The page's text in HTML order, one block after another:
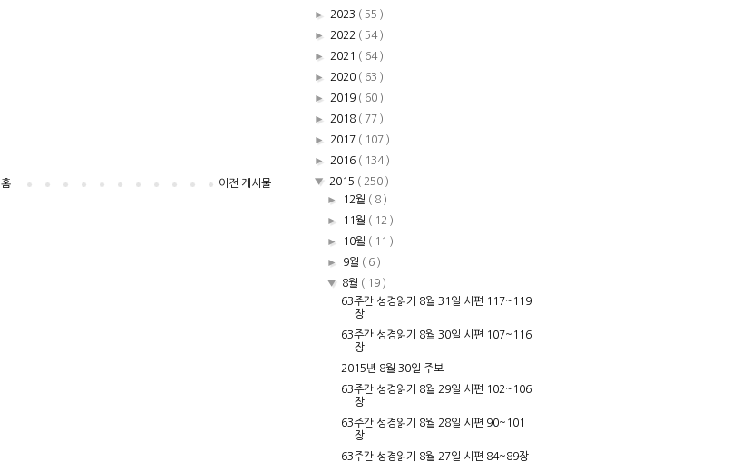
이전 게시물
홈
► 2023 ( 55 )
► 2022 ( 54 )
► 2021 ( 64 )
► 2020 ( 63 )
► 2019 ( 60 )
► 2018 ( 77 )
► 2017 ( 107 )
► 2016 ( 134 )
▼ 2015 ( 250 )
►
12월 ( 8 )
►
11월 ( 12 )
►
10월 ( 11 )
► 9월 ( 6 )
▼ 8월 ( 19 )
63주간 성경읽기 8월 31일 시편 117~119
장
63주간 성경읽기 8월 30일 시편 107~116
장
2015년 8월 30일 주보
63주간 성경읽기 8월 29일 시편 102~106
장
63주간 성경읽기 8월 28일 시편 90~101
장
63주간 성경읽기 8월 27일 시편 84~89장